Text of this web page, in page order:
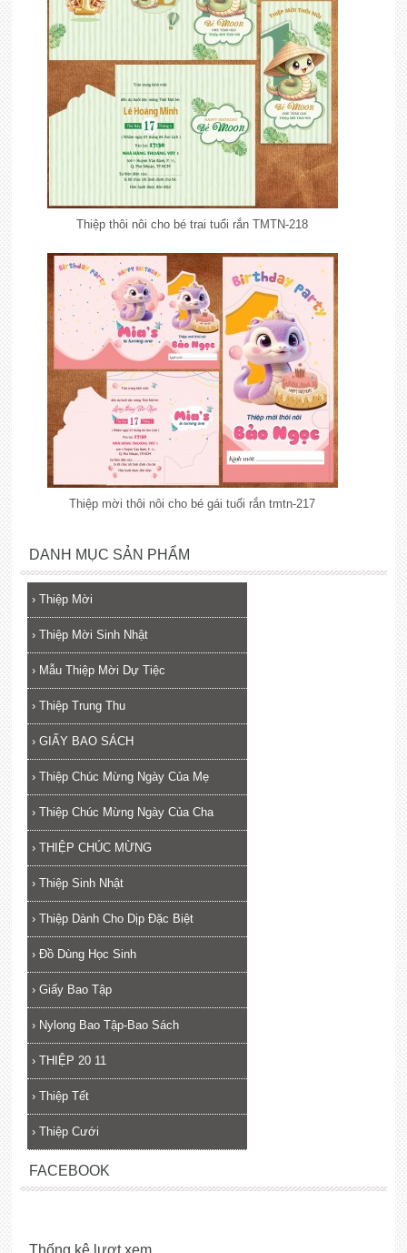
Thiệp thôi nôi cho bé trai tuổi rắn TMTN-218
Thiệp mời thôi nôi cho bé gái tuổi rắn tmtn-217
DANH MỤC SẢN PHẨM
› Thiệp Mời
› Thiệp Mời Sinh Nhật
› Mẫu Thiệp Mời Dự Tiệc
› Thiệp Trung Thu
› GIẤY BAO SÁCH
› Thiệp Chúc Mừng Ngày Của Mẹ
› Thiệp Chúc Mừng Ngày Của Cha
› THIỆP CHÚC MỪNG
› Thiệp Sinh Nhật
› Thiệp Dành Cho Dịp Đặc Biệt
› Đồ Dùng Học Sinh
› Giấy Bao Tập
› Nylong Bao Tập-Bao Sách
› THIỆP 20 11
› Thiệp Tết
› Thiệp Cưới
FACEBOOK
Thống kê lượt xem